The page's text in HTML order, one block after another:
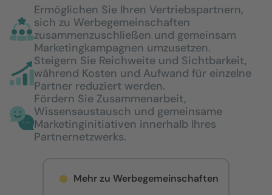
Ermöglichen Sie Ihren Vertriebspartnern,
sich zu Werbegemeinschaften
zusammenzuschließen und gemeinsam
Marketingkampagnen umzusetzen.
Steigern Sie Reichweite und Sichtbarkeit,
während Kosten und Aufwand für einzelne
Partner reduziert werden.
Fördern Sie Zusammenarbeit,
Wissensaustausch und gemeinsame
Marketinginitiativen innerhalb Ihres
Partnernetzwerks.
Mehr zu Werbegemeinschaften